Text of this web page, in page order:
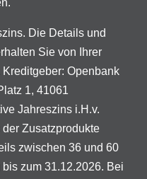
Die Details und
Sie von Ihrer
Kreditgeber: Openbank
1, 41061
Jahreszins i.H.v.
Zusatzprodukte
zwischen 36 und 60
zum 31.12.2026. Bei